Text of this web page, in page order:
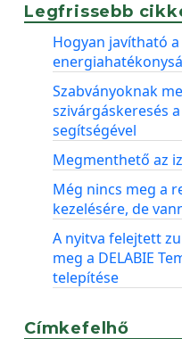
Legfrissebb
Hogyan javítható
Szabványoknak
szivárgáskeresés
segítségével
Megmenthető az
Még nincs meg a
kezelésére, de
A nyitva felejtett
meg a DELABIE
telepítése
Címkefelhő